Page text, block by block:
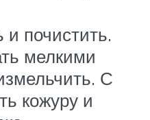
почистить.
мелкими
С
кожуру и